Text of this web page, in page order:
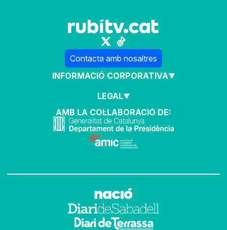
Contacta amb nosaltres
INFORMACIÓ CORPORATIVA
LEGAL
AMB LA COL·LABORACIÓ DE: